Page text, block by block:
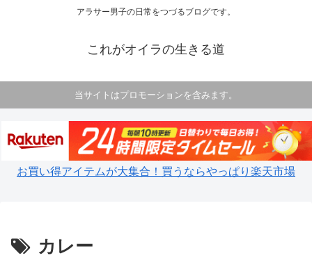
アラサー男子の日常をつづるブログです。
これがオイラの生きる道
当サイトはプロモーションを含みます。
お買い得アイテムが大集合！買うならやっぱり楽天市場
カレー